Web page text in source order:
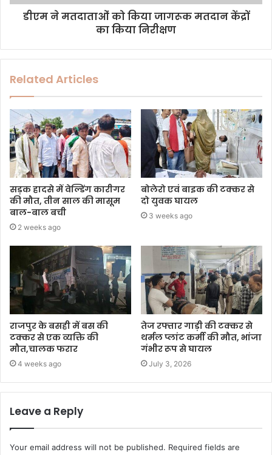
डीएम ने मतदाताओं को किया जागरूक मतदान केंद्रों
का किया निरीक्षण
Related Articles
सड़क हादसे में वेल्डिंग कारीगर
की मौत, तीन साल की मासूम
बाल-बाल बची
2 weeks ago
बोलेरो एवं बाइक की टक्कर से
दो युवक घायल
3 weeks ago
राजपुर के बसही में बस की
टक्कर से एक व्यक्ति की
मौत,चालक फरार
4 weeks ago
तेज रफ्तार गाड़ी की टक्कर से
थर्मल प्लांट कर्मी की मौत, भांजा
गंभीर रूप से घायल
July 3, 2026
Leave a Reply
Your email address will not be published. Required fields are